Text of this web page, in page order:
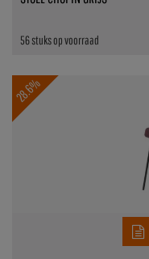
56 stuks op voorraad
28.6%